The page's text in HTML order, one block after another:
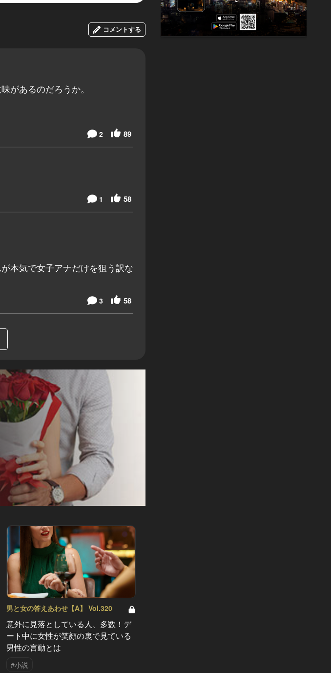
コメントする
があるのだろうか。
89
2
58
1
本気で女子アナだけを狙う訳な
58
3
男と女の答えあわせ【A】 Vol.320
意外に見落としている人、多数！デ
ート中に女性が笑顔の裏で見ている
男性の言動とは
#小説